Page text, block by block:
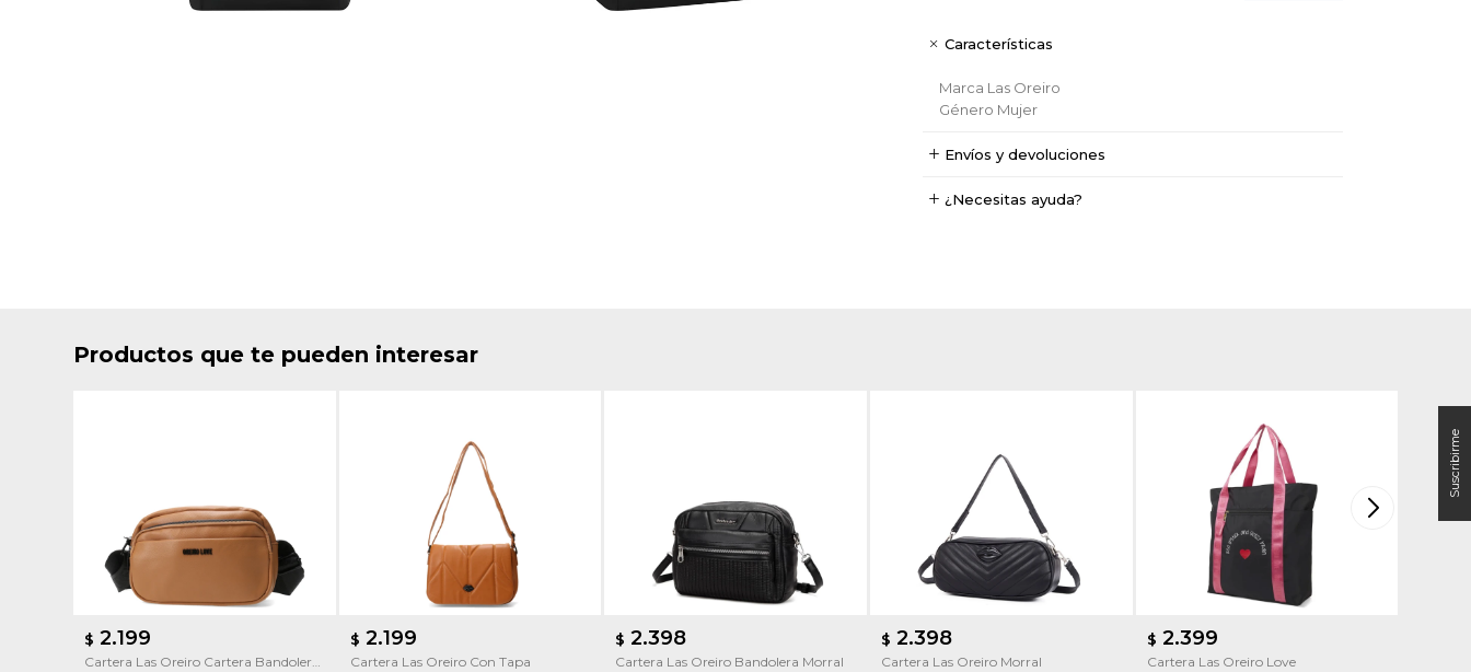
Características
Marca Las Oreiro
Género Mujer
Envíos y devoluciones
¿Necesitas ayuda?
Productos que te pueden interesar
$ 2.199
Cartera Las Oreiro Cartera Bandolera
$ 2.199
Cartera Las Oreiro Con Tapa
$ 2.398
Cartera Las Oreiro Bandolera Morral
$ 2.398
Cartera Las Oreiro Morral
$ 2.399
Cartera Las Oreiro Love